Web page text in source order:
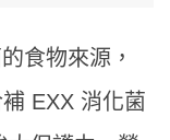
食物來源，
EXX 消化菌